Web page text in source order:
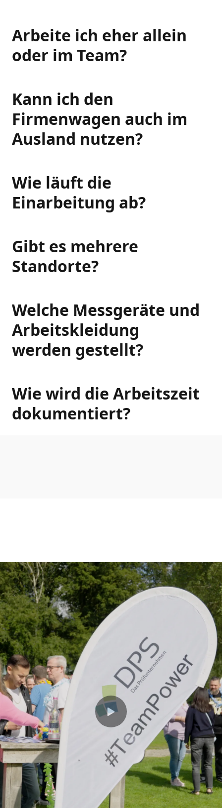
Arbeite ich eher allein
oder im Team?
Kann ich den
Firmenwagen auch im
Ausland nutzen?
Wie läuft die
Einarbeitung ab?
Gibt es mehrere
Standorte?
Welche Messgeräte und
Arbeitskleidung
werden gestellt?
Wie wird die Arbeitszeit
dokumentiert?